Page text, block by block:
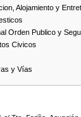
Alojamiento y
Orden Publico y
Civicos
y Vías